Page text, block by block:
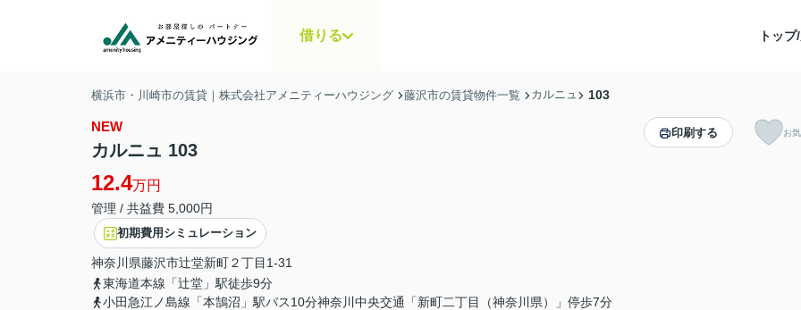
借りる トップ/
横浜市・川崎市の賃貸｜株式会社アメニティーハウジング 藤沢市の賃貸物件一覧 カルニュ 103
NEW
カルニュ 103
12.4万円
管理 / 共益費 5,000円
初期費用シミュレーション
神奈川県藤沢市辻堂新町２丁目1-31
東海道本線「辻堂」駅徒歩9分
小田急江ノ島線「本鵠沼」駅バス10分神奈川中央交通「新町二丁目（神奈川県）」停歩7分
印刷する お